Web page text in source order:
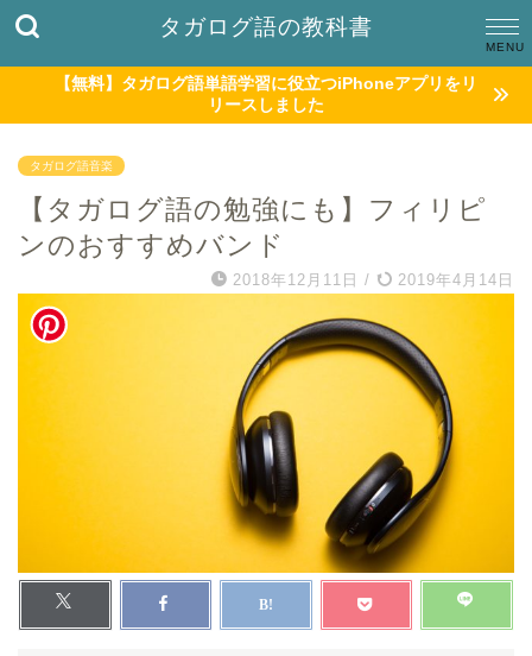
タガログ語の教科書
【無料】タガログ語単語学習に役立つiPhoneアプリをリ
リースしました
タガログ語音楽
【タガログ語の勉強にも】フィリピ
ンのおすすめバンド
2018年12月11日 / 2019年4月14日